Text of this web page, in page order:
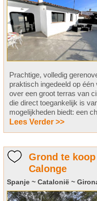
Prachtige, volledig
praktisch ingedeeld op
over een groot terras van
die direct toegankelijk is
mogelijkheden biedt: een
Lees Verder >>
Grond te
Calonge
Spanje ~ Catalonië ~